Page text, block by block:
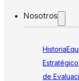
Nosotros
Historia
Estratégico
de